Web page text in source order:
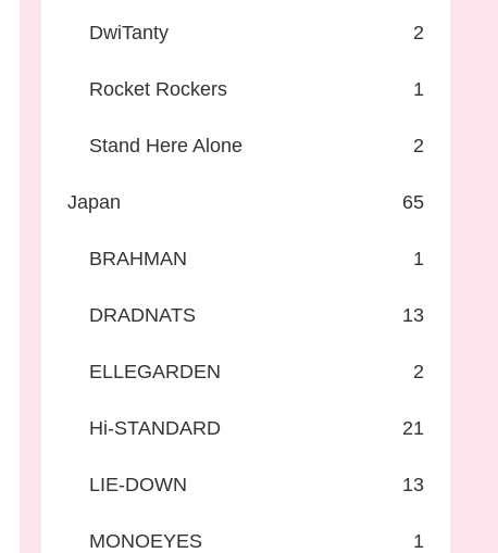
DwiTanty 2
Rocket Rockers 1
Stand Here Alone 2
Japan 65
BRAHMAN 1
DRADNATS 13
ELLEGARDEN 2
Hi-STANDARD 21
LIE-DOWN 13
MONOEYES 1